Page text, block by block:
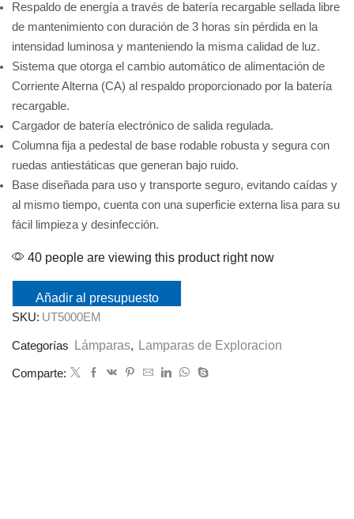
Respaldo de energía a través de batería recargable sellada libre
de mantenimiento con duración de 3 horas sin pérdida en la
intensidad luminosa y manteniendo la misma calidad de luz.
Sistema que otorga el cambio automático de alimentación de
Corriente Alterna (CA) al respaldo proporcionado por la batería
recargable.
Cargador de batería electrónico de salida regulada.
Columna fija a pedestal de base rodable robusta y segura con
ruedas antiestáticas que generan bajo ruido.
Base diseñada para uso y transporte seguro, evitando caídas y
al mismo tiempo, cuenta con una superficie externa lisa para su
fácil limpieza y desinfección.
40 people are viewing this product right now
Añadir al presupuesto
SKU: UT5000EM
Categorías Lámparas, Lamparas de Exploracion
Comparte: